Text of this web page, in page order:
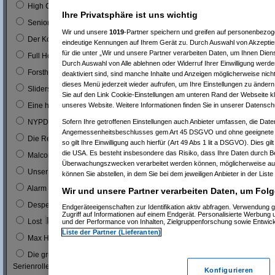
High Chaparal
Seniorenclub
Der Kopfgeldjäger (mit Steve McQueen)
Full House (mitn Joe Bologna) 0
Forsthaus Falkenau 0
Sliders 1 0 %
Eine himmlische Familie 1 0 %
NYPD Blue 0
Die Rettungsflieger 0
Malcom 9 3 %
Unser Charly 0
Alarm für Cobra 11 0
Desperate Housewives 1 %
Lost 7 3 %
Max Headroom
Die grüne Hornisse (Bruce Lee´s erste
Serienrolle...)
0
Ihre Privatsphäre ist uns wichtig
Wir und unsere 1019-Partner speichern und greifen auf
eindeutige Kennungen auf Ihrem Gerät zu. Durch Auswahl von
für die unter „Wir und unsere Partner verarbeiten Daten, um Ihnen
Durch Auswahl von Alle ablehnen oder Widerruf Ihrer Einwilligung
deaktiviert sind, sind manche Inhalte und Anzeigen möglicherweise
dieses Menü jederzeit wieder aufrufen, um Ihre Einstellungen zu
Sie auf den Link Cookie-Einstellungen am unteren Rand der Webseite
unseres Website. Weitere Informationen finden Sie in unserer
Sofern Ihre getroffenen Einstellungen auch Anbieter umfassen, die
Angemessenheitsbeschlusses gem Art 45 DSGVO und ohne
so gilt Ihre Einwilligung auch hierfür (Art 49 Abs 1 lit a DSGVO). Dies
die USA. Es besteht insbesondere das Risiko, dass Ihre Daten durch
Überwachungszwecken verarbeitet werden können, möglicherweise
können Sie abstellen, in dem Sie bei dem jeweiligen Anbieter in der
Wir und unsere Partner verarbeiten Daten, um
Endgeräteeigenschaften zur Identifikation aktiv abfragen. Verwendung
Zugriff auf Informationen auf einem Endgerät. Personalisierte Werbung
und der Performance von Inhalten, Zielgruppenforschung sowie
Liste der Partner (Lieferanten)
Konfigurieren